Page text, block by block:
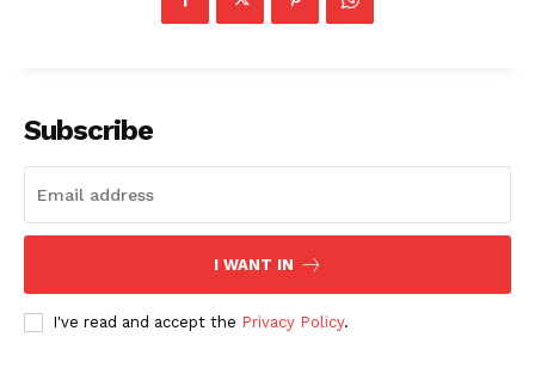
News Week
Subscribe
I WANT IN
I've read and accept the Privacy Policy.